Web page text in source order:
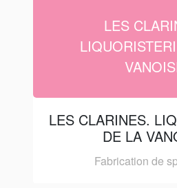
LES
LES CLARINES.
DE LA
Fabrication de